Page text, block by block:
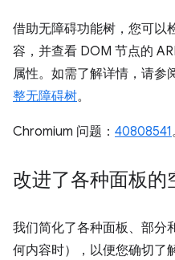
借助无障碍功能树，您可以
容，并查看 DOM 节点的
属性。如需了解详情，请参
整无障碍树。
Chromium 问题： 40808541
改进了各种面板的
我们简化了各种面板、部分
何内容时），以便您确切了